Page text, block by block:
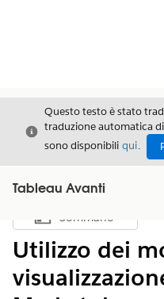
Chiudi
Questo testo è stato
traduzione automatica
sono disponibili qui.
Tableau Avanti
Mostra sommario
Sommario
Utilizzo dei